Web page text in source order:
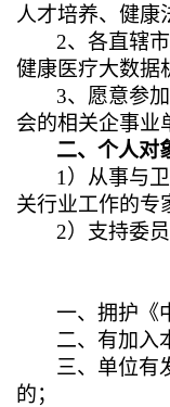
人才培养、健康
2、各直辖
健康医疗大数据
3、愿意参
会的相关企事业
二、个人对
1 ）从事与
关行业工作的专
2）支持委
一、拥护《
二、有加入
三、单位有
的；